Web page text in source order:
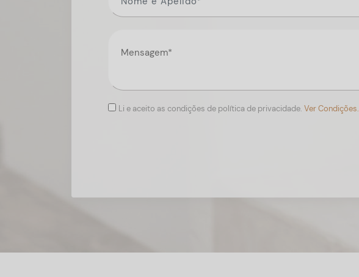
Li e aceito as condições de política de privacidade. Ver Condições.